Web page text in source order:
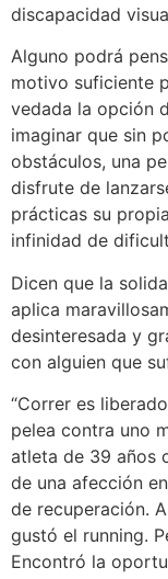
discapacidad
Alguno podrá
motivo suficiente
vedada la opción
imaginar que sin
obstáculos, una
disfrute de
prácticas su
infinidad de
Dicen que la
aplica
desinteresada y
con alguien que
“Correr es
pelea contra uno
atleta de 39 años
de una afección
de recuperación.
gustó el running.
Encontró la